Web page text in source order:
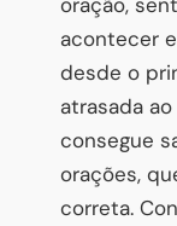
acontecer
desde o
atrasada
consegue
orações,
correta.